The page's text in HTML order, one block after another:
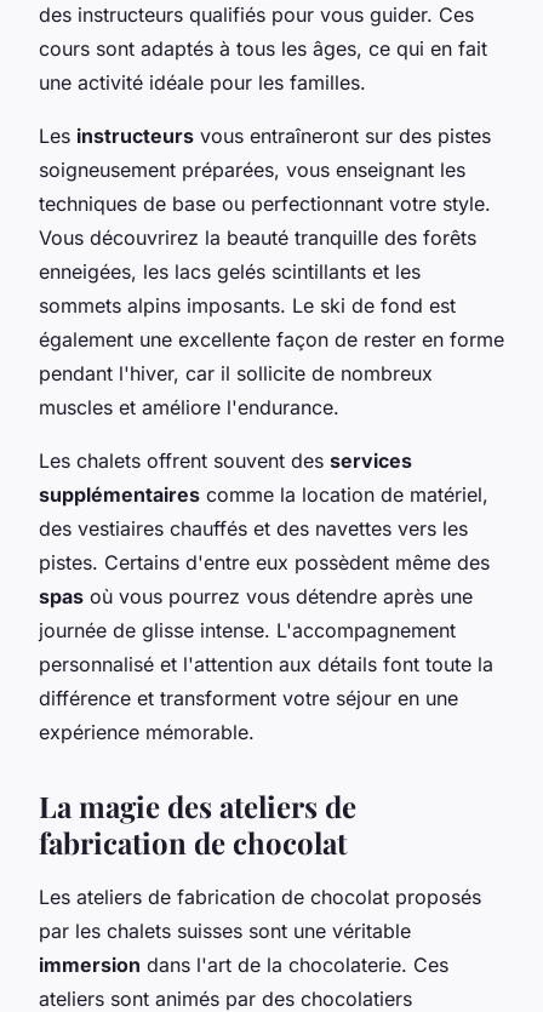
des instructeurs qualifiés pour vous guider. Ces
cours sont adaptés à tous les âges, ce qui en fait
une activité idéale pour les familles.
Les instructeurs vous entraîneront sur des pistes
soigneusement préparées, vous enseignant les
techniques de base ou perfectionnant votre style.
Vous découvrirez la beauté tranquille des forêts
enneigées, les lacs gelés scintillants et les
sommets alpins imposants. Le ski de fond est
également une excellente façon de rester en forme
pendant l'hiver, car il sollicite de nombreux
muscles et améliore l'endurance.
Les chalets offrent souvent des services
supplémentaires comme la location de matériel,
des vestiaires chauffés et des navettes vers les
pistes. Certains d'entre eux possèdent même des
spas où vous pourrez vous détendre après une
journée de glisse intense. L'accompagnement
personnalisé et l'attention aux détails font toute la
différence et transforment votre séjour en une
expérience mémorable.
La magie des ateliers de
fabrication de chocolat
Les ateliers de fabrication de chocolat proposés
par les chalets suisses sont une véritable
immersion dans l'art de la chocolaterie. Ces
ateliers sont animés par des chocolatiers